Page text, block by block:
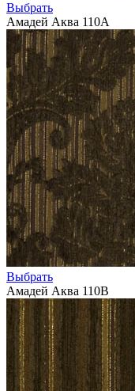
Выбрать
Амадей Аква 110А
Выбрать
Амадей Аква 110В